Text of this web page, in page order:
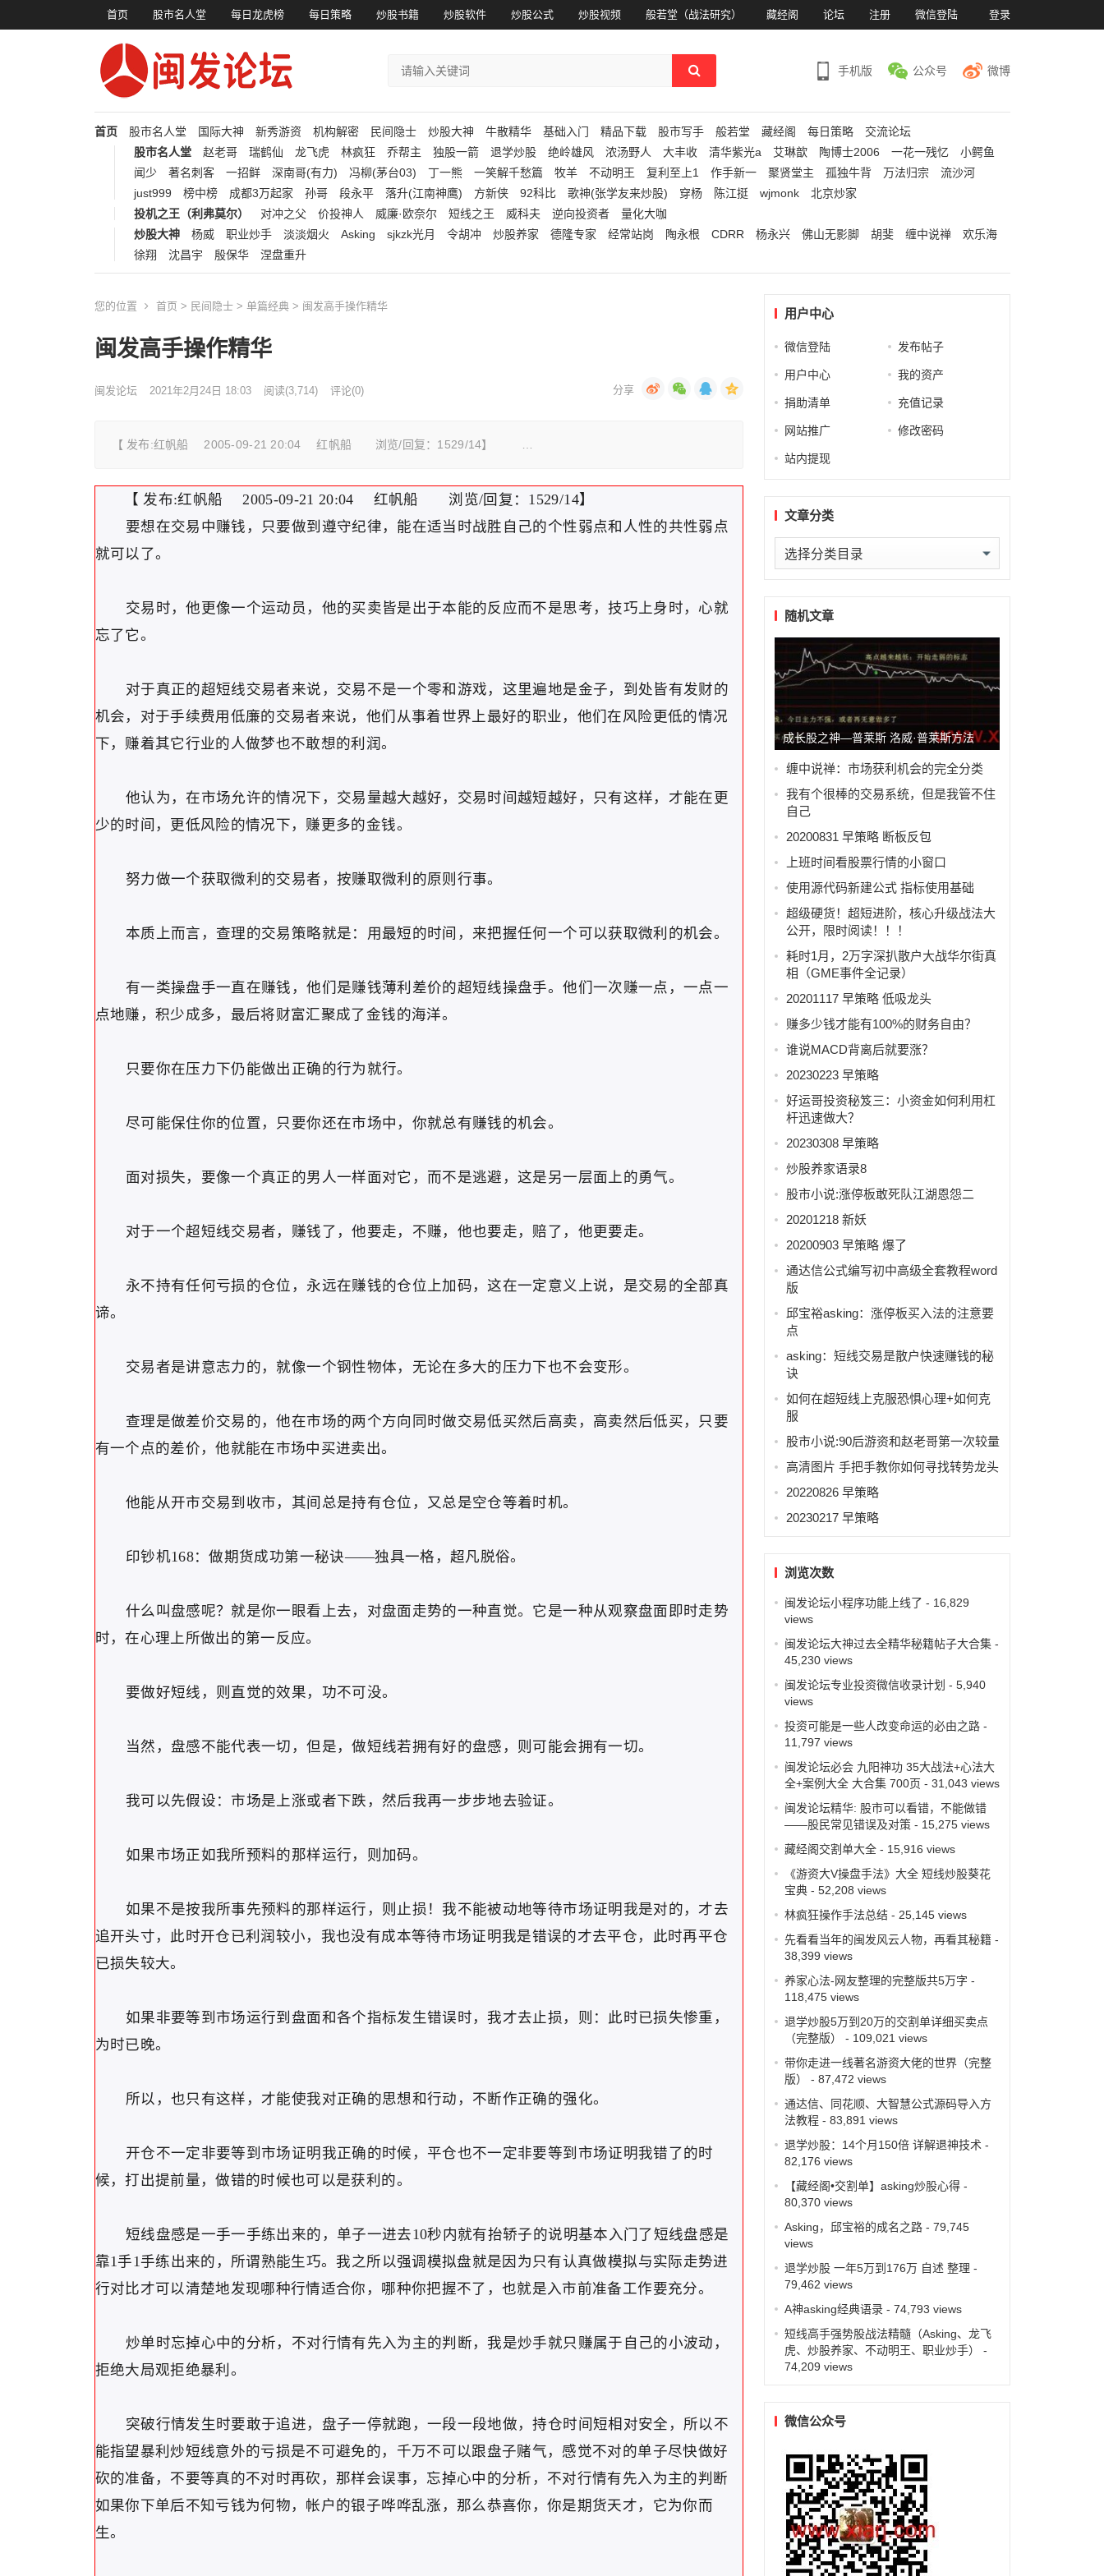
首页 股市名人堂 每日龙虎榜 每日策略 炒股书籍 炒股软件 炒股公式 炒股视频 般若堂（战法研究） 藏经阁 论坛 注册 微信登陆 登录
手机版 公众号 微博
首页 股市名人堂 国际大神 新秀游资 机构解密 民间隐士 炒股大神 牛散精华 基础入门 精品下载 股市写手 般若堂 藏经阁 每日策略
交流论坛
股市名人堂
赵老哥 瑞鹤仙 龙飞虎 林疯狂 乔帮主 独股一箭 退学炒股 绝岭雄风 浓汤野人 大丰收 清华紫光a 艾琳歆 陶博士2006 一花一残忆
小鳄鱼
闻少
著名刺客 一招鲜 深南哥(有力) 冯柳(茅台03) 丁一熊 一笑解千愁篇 牧羊 不动明王 复利至上1 作手新一 聚贤堂主 孤独牛背 万法归宗
流沙河
just999
榜中榜 成都3万起家 孙哥 段永平 落升(江南神鹰) 方新侠 92科比 歌神(张学友来炒股) 穿杨 陈江挺 wjmonk
北京炒家
投机之王（利弗莫尔）
对冲之父 价投神人 威廉·欧奈尔 短线之王 威科夫 逆向投资者
量化大咖
炒股大神
杨威 职业炒手 淡淡烟火 Asking sjkzk光月 令胡冲 炒股养家 德隆专家 经常站岗 陶永根 CDRR 杨永兴 佛山无影脚 胡斐 缠中说禅
欢乐海
徐翔
沈昌宇 殷保华 涅盘重升
您的位置 首页 > 民间隐士> 单篇经典 > 闽发高手操作精华
闽发高手操作精华
闽发论坛 2021年2月24日 18:03 阅读(3,714) 评论(0)
【 发布:红帆船 2005-09-21 20:04 红帆船 浏览/回复：1529/14】 …
【 发布:红帆船 2005-09-21 20:04 红帆船 浏览/回复：1529/14】
要想在交易中赚钱，只要做到遵守纪律，能在适当时战胜自己的个性弱点和人性的共性弱点
就可以了。
交易时，他更像一个运动员，他的买卖皆是出于本能的反应而不是思考，技巧上身时，心就
忘了它。
对于真正的超短线交易者来说，交易不是一个零和游戏，这里遍地是金子，到处皆有发财的
机会，对于手续费用低廉的交易者来说，他们从事着世界上最好的职业，他们在风险更低的情况
下，赚着其它行业的人做梦也不敢想的利润。
他认为，在市场允许的情况下，交易量越大越好，交易时间越短越好，只有这样，才能在更
少的时间，更低风险的情况下，赚更多的金钱。
努力做一个获取微利的交易者，按赚取微利的原则行事。
本质上而言，查理的交易策略就是：用最短的时间，来把握任何一个可以获取微利的机会。
有一类操盘手一直在赚钱，他们是赚钱薄利差价的超短线操盘手。他们一次赚一点，一点一
点地赚，积少成多，最后将财富汇聚成了金钱的海洋。
只要你在压力下仍能做出正确的行为就行。
尽可能保住你的位置，只要你还在市场中，你就总有赚钱的机会。
面对损失，要像一个真正的男人一样面对它，而不是逃避，这是另一层面上的勇气。
对于一个超短线交易者，赚钱了，他要走，不赚，他也要走，赔了，他更要走。
永不持有任何亏损的仓位，永远在赚钱的仓位上加码，这在一定意义上说，是交易的全部真
谛。
交易者是讲意志力的，就像一个钢性物体，无论在多大的压力下也不会变形。
查理是做差价交易的，他在市场的两个方向同时做交易低买然后高卖，高卖然后低买，只要
有一个点的差价，他就能在市场中买进卖出。
他能从开市交易到收市，其间总是持有仓位，又总是空仓等着时机。
印钞机168：做期货成功第一秘诀——独具一格，超凡脱俗。
什么叫盘感呢？就是你一眼看上去，对盘面走势的一种直觉。它是一种从观察盘面即时走势
时，在心理上所做出的第一反应。
要做好短线，则直觉的效果，功不可没。
当然，盘感不能代表一切，但是，做短线若拥有好的盘感，则可能会拥有一切。
我可以先假设：市场是上涨或者下跌，然后我再一步步地去验证。
如果市场正如我所预料的那样运行，则加码。
如果不是按我所事先预料的那样运行，则止损！我不能被动地等待市场证明我是对的，才去
追开头寸，此时开仓已利润较小，我也没有成本等待市场证明我是错误的才去平仓，此时再平仓
已损失较大。
如果非要等到市场运行到盘面和各个指标发生错误时，我才去止损，则：此时已损失惨重，
为时已晚。
所以，也只有这样，才能使我对正确的思想和行动，不断作正确的强化。
开仓不一定非要等到市场证明我正确的时候，平仓也不一定非要等到市场证明我错了的时
候，打出提前量，做错的时候也可以是获利的。
短线盘感是一手一手练出来的，单子一进去10秒内就有抬轿子的说明基本入门了短线盘感是
靠1手1手练出来的，所谓熟能生巧。我之所以强调模拟盘就是因为只有认真做模拟与实际走势进
行对比才可以清楚地发现哪种行情适合你，哪种你把握不了，也就是入市前准备工作要充分。
炒单时忘掉心中的分析，不对行情有先入为主的判断，我是炒手就只赚属于自己的小波动，
拒绝大局观拒绝暴利。
突破行情发生时要敢于追进，盘子一停就跑，一段一段地做，持仓时间短相对安全，所以不
能指望暴利炒短线意外的亏损是不可避免的，千万不可以跟盘子赌气，感觉不对的单子尽快做好
砍的准备，不要等真的不对时再砍，那样会误事，忘掉心中的分析，不对行情有先入为主的判断
如果你下单后不知亏钱为何物，帐户的银子哗哗乱涨，那么恭喜你，你是期货天才，它为你而
生。
用户中心
微信登陆 发布帖子
用户中心 我的资产
捐助清单 充值记录
网站推广 修改密码
站内提现
文章分类
文
章
类随机文章
成长股之神—普莱斯 洛威·普莱斯方法
缠中说禅：市场获利机会的完全分类
我有个很棒的交易系统，但是我管不住
自己
20200831 早策略 断板反包
上班时间看股票行情的小窗口
使用源代码新建公式 指标使用基础
超级硬货！超短进阶，核心升级战法大
公开，限时阅读！！！
耗时1月，2万字深扒散户大战华尔街真
相（GME事件全记录）
20201117 早策略 低吸龙头
赚多少钱才能有100%的财务自由？
谁说MACD背离后就要涨？
20230223 早策略
好运哥投资秘笈三：小资金如何利用杠
杆迅速做大？
20230308 早策略
炒股养家语录8
股市小说:涨停板敢死队江湖恩怨二
20201218 新妖
20200903 早策略 爆了
通达信公式编写初中高级全套教程word
版
邱宝裕asking：涨停板买入法的注意要
点
asking：短线交易是散户快速赚钱的秘
诀
如何在超短线上克服恐惧心理+如何克
服
股市小说:90后游资和赵老哥第一次较量
高清图片 手把手教你如何寻找转势龙头
20220826 早策略
20230217 早策略
浏览次数
闽发论坛小程序功能上线了 - 16,829
views
闽发论坛大神过去全精华秘籍帖子大合集-
45,230 views
闽发论坛专业投资微信收录计划 - 5,940
views
投资可能是一些人改变命运的必由之路-
11,797 views
闽发论坛必会 九阳神功 35大战法+心法大
全+案例大全 大合集 700页 - 31,043 views
闽发论坛精华: 股市可以看错，不能做错
——股民常见错误及对策- 15,275 views
藏经阁交割单大全- 15,916 views
《游资大V操盘手法》大全 短线炒股葵花
宝典- 52,208 views
林疯狂操作手法总结- 25,145 views
先看看当年的闽发风云人物，再看其秘籍-
38,399 views
养家心法-网友整理的完整版共5万字 -
118,475 views
退学炒股5万到20万的交割单详细买卖点
（完整版）
- 109,021 views
带你走进一线著名游资大佬的世界（完整
版）
- 87,472 views
通达信、同花顺、大智慧公式源码导入方
法教程- 83,891 views
退学炒股：14个月150倍 详解退神技术 -
82,176 views
【藏经阁•交割单】asking炒股心得-
80,370 views
Asking，邱宝裕的成名之路- 79,745
views
退学炒股 一年5万到176万 自述 整理 -
79,462 views
A神asking经典语录- 74,793 views
短线高手强势股战法精髓（Asking、龙飞
虎、炒股养家、不动明王、职业炒手）
-
74,209 views
微信公众号